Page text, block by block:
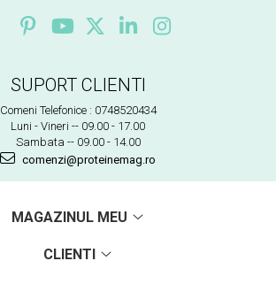
SUPORT CLIENTI
Comeni Telefonice : 0748520434
Luni - Vineri -- 09.00 - 17.00
Sambata -- 09.00 - 14.00
comenzi@proteinemag.ro
MAGAZINUL MEU
CLIENTI